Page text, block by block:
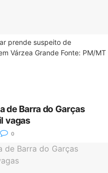
prende suspeito de
Várzea Grande Fonte: PM/MT
de Barra do Garças
vagas
0